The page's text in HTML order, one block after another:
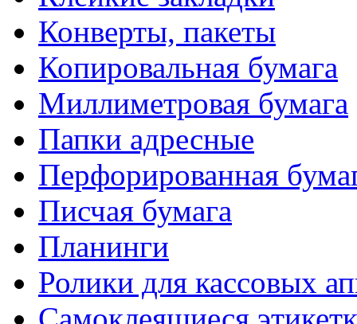
Конверты, пакеты
Копировальная бумага
Миллиметровая бумага
Папки адресные
Перфорированная
Писчая бумага
Планинги
Ролики для кассовых